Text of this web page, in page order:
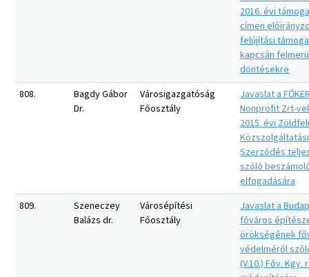
2016. évi
címen
felújítási
kapcsán
döntésekre
808.
Bagdy Gábor
Dr.
Városigazgatóság
Főosztály
Javaslat a
Nonprofit Zrt-
2015. évi
Közszolgáltatási
Szerződés
szóló
elfogadására
809.
Szeneczey
Balázs dr.
Városépítési
Főosztály
Javaslat a
főváros
örökségének
védelméről
(V.10.) Főv.